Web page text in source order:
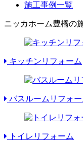
施工事例一覧
ニッカホーム豊橋の
キッチンリフォーム
バスルームリフォー
トイレリフォーム